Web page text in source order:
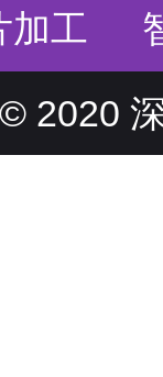
加工
2020